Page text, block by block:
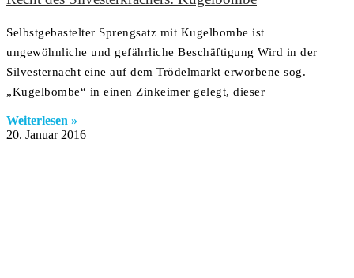
Selbstgebastelter Sprengsatz mit Kugelbombe ist
ungewöhnliche und gefährliche Beschäftigung Wird in der
Silvesternacht eine auf dem Trödelmarkt erworbene sog.
„Kugelbombe“ in einen Zinkeimer gelegt, dieser
Weiterlesen »
20. Januar 2016